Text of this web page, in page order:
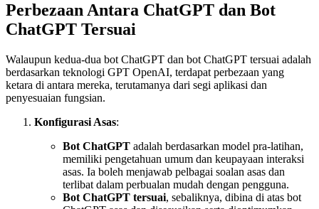
Perbezaan Antara ChatGPT dan Bot
ChatGPT Tersuai
Walaupun kedua-dua bot ChatGPT dan bot ChatGPT tersuai adalah
berdasarkan teknologi GPT OpenAI, terdapat perbezaan yang
ketara di antara mereka, terutamanya dari segi aplikasi dan
penyesuaian fungsian.
Konfigurasi Asas:
Bot ChatGPT adalah berdasarkan model pra-latihan,
memiliki pengetahuan umum dan keupayaan interaksi
asas. Ia boleh menjawab pelbagai soalan asas dan
terlibat dalam perbualan mudah dengan pengguna.
Bot ChatGPT tersuai, sebaliknya, dibina di atas bot